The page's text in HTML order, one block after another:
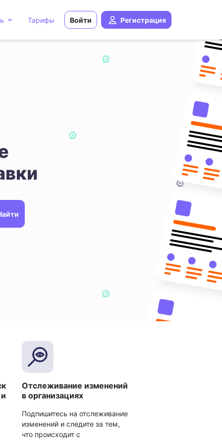
Тарифы Войти Регистрация
Отслеживание изменений
в организациях
Подпишитесь на отслеживание
изменений и следите за тем,
что происходит с